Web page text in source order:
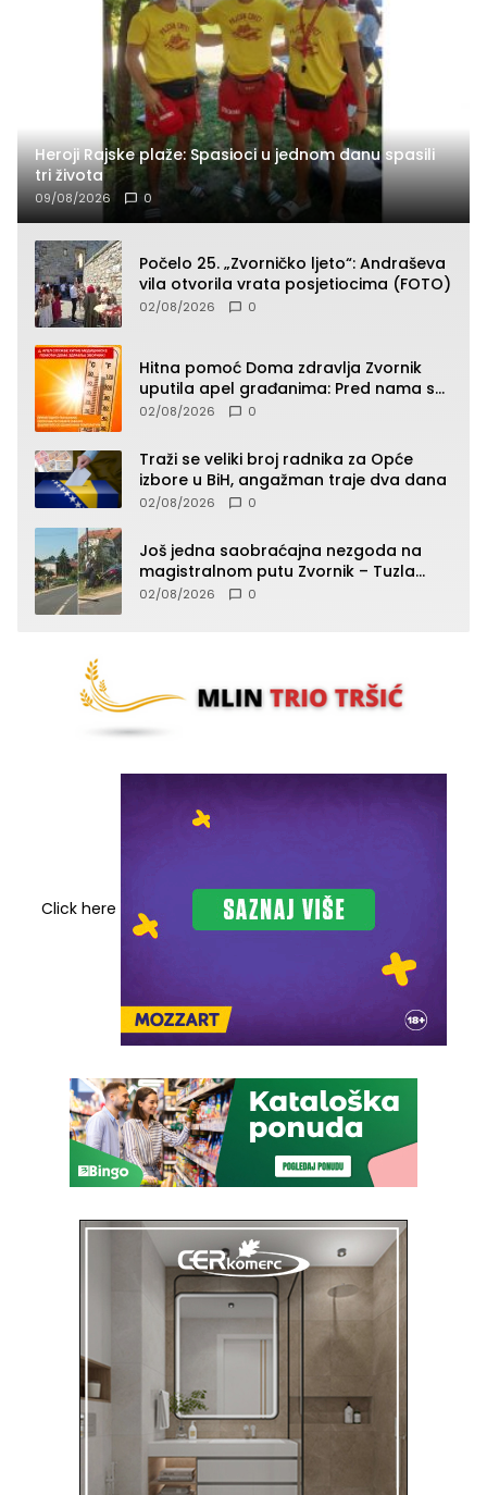
Heroji Rajske plaže: Spasioci u jednom danu spasili
tri života
09/08/2026 0
Počelo 25. „Zvorničko ljeto“: Andraševa
vila otvorila vrata posjetiocima (FOTO)
02/08/2026 0
Hitna pomoć Doma zdravlja Zvornik
uputila apel građanima: Pred nama su
temperature do 40°C, oprez zbog
02/08/2026 0
Traži se veliki broj radnika za Opće
izbore u BiH, angažman traje dva dana
02/08/2026 0
Još jedna saobraćajna nezgoda na
magistralnom putu Zvornik – Tuzla
(FOTO)
02/08/2026 0
Click here